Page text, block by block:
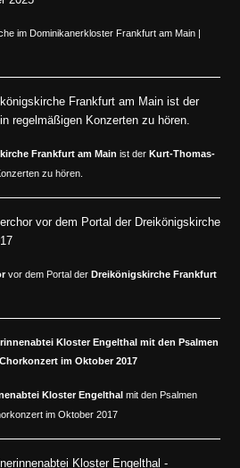
im Dominikanerkloster Frankfurt am Main |
Frankfurt am Main ist der Kurt-Thomas-
zu hören.
vor dem Portal der Dreikönigskirche Frankfurt
Kloster Engelthal mit den Psalmen
im Oktober 2017